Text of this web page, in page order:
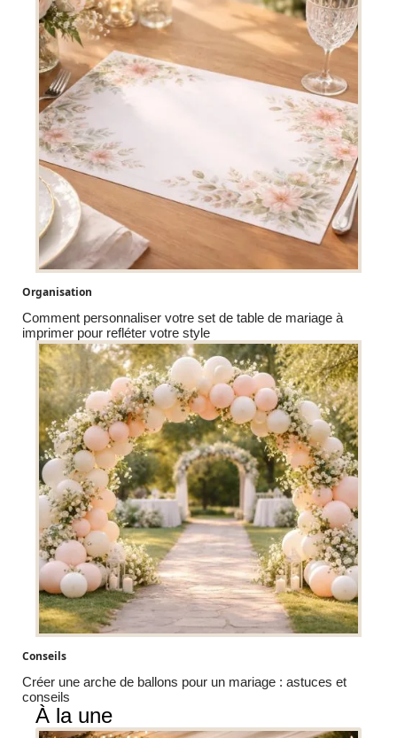
Organisation
Comment personnaliser votre set de table de mariage à
imprimer pour refléter votre style
Conseils
Créer une arche de ballons pour un mariage : astuces et
conseils
À la une